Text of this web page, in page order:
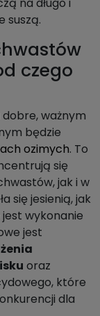
suszą.
czego
ważnym
będzie
ozimych. To
się
jak i w
się jesienią, jak
wykonanie
jest
oraz
które
dla